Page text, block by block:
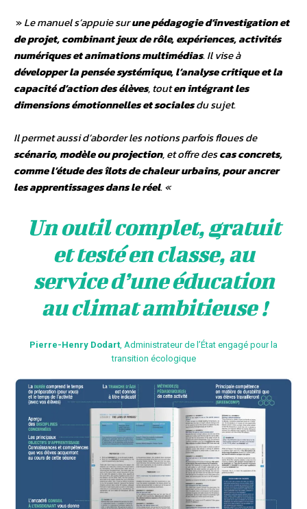
»Le manuel s’appuie surune pédagogie d’investigation et
de projet, combinant jeux de rôle, expériences, activités
numériques et animations multimédias. Il vise à
développer la pensée systémique, l’analyse critique et la
capacité d’action des élèves, touten intégrant les
dimensions émotionnelles et socialesdu sujet.
Il permet aussi d’aborder les notions parfois floues de
scénario, modèle ou projection, et offre descas concrets,
comme l’étude des îlots de chaleur urbains, pour ancrer
les apprentissages dans le réel. «
Un outil complet, gratuit
et testé en classe, au
service d’une éducation
au climat ambitieuse !
Pierre-Henry Dodart , Administrateur de l’État engagé pour la
transition écologique